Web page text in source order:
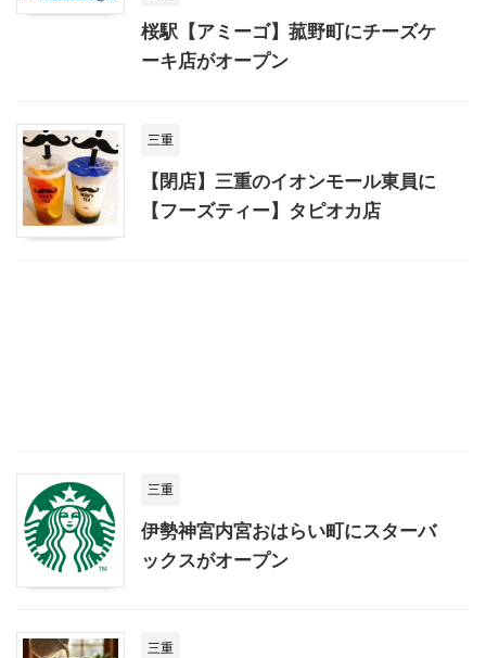
桜駅【アミーゴ】菰野町にチーズケ
ーキ店がオープン
三重
【閉店】三重のイオンモール東員に
【フーズティー】タピオカ店
三重
伊勢神宮内宮おはらい町にスターバ
ックスがオープン
三重